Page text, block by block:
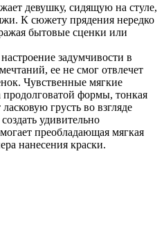
девушку, сидящую на стуле,
К сюжету прядения нередко
бытовые сценки или
задумчивости в
ее не смог отвлечет
Чувственные мягкие
продолговатой формы, тонкая
грусть во взгляде
удивительно
преобладающая мягкая
нанесения краски.